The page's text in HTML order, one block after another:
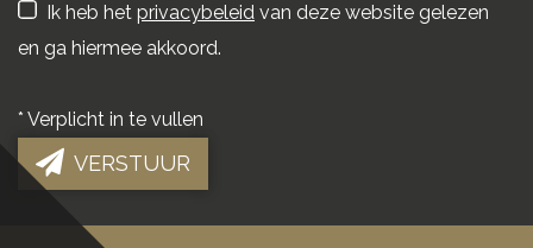
Ik heb het privacybeleid van deze website gelezen
en ga hiermee akkoord.
* Verplicht in te vullen
VERSTUUR